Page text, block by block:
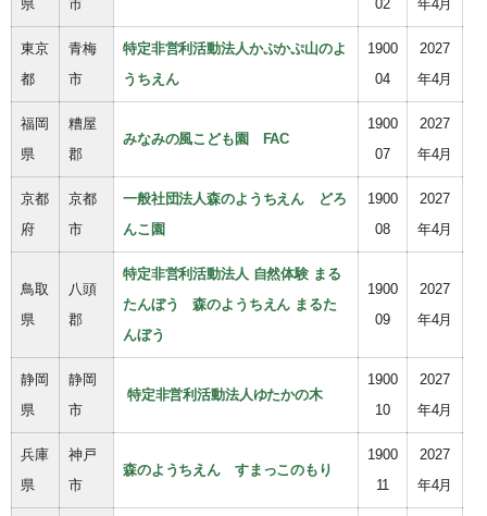
県 市 02 年4月
東京
都
青梅
市
特定非営利活動法人かぷかぷ山のよ
うちえん
1900
04
2027
年4月
福岡
県
糟屋
郡
みなみの風こども園 FAC
1900
07
2027
年4月
京都
府
京都
市
一般社団法人森のようちえん どろ
んこ園
1900
08
2027
年4月
鳥取
県
八頭
郡
特定非営利活動法人 自然体験 まる
たんぼう 森のようちえん まるた
んぼう
1900
09
2027
年4月
静岡
県
静岡
市
特定非営利活動法人ゆたかの木
1900
10
2027
年4月
兵庫
県
神戸
市
森のようちえん すまっこのもり
1900
11
2027
年4月